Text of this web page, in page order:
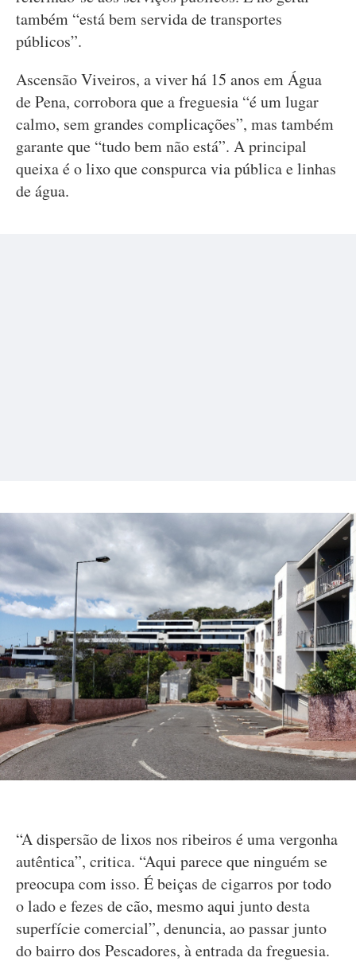
também “está bem servida de transportes
públicos”.
Ascensão Viveiros, a viver há 15 anos em Água
de Pena, corrobora que a freguesia “é um lugar
calmo, sem grandes complicações”, mas também
garante que “tudo bem não está”. A principal
queixa é o lixo que conspurca via pública e linhas
de água.
“A dispersão de lixos nos ribeiros é uma vergonha
autêntica”, critica. “Aqui parece que ninguém se
preocupa com isso. É beiças de cigarros por todo
o lado e fezes de cão, mesmo aqui junto desta
superfície comercial”, denuncia, ao passar junto
do bairro dos Pescadores, à entrada da freguesia.